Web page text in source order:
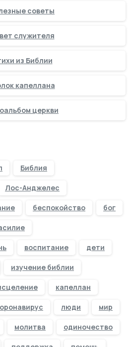
советы
служителя
из Библии
капеллана
церкви
Библия
Лос-Анджелес
беспокойство бог
воспитание дети
изучение библии
капеллан
люди мир
молитва одиночество